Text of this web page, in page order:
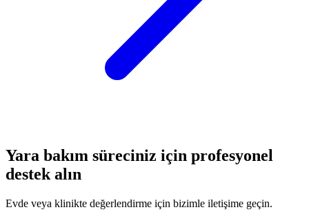
Yara bakım süreciniz için profesyonel
destek alın
Evde veya klinikte değerlendirme için bizimle iletişime geçin.